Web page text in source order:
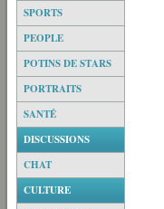
SPORTS
PEOPLE
POTINS DE STARS
PORTRAITS
SANTÉ
DISCUSSIONS
CHAT
CULTURE